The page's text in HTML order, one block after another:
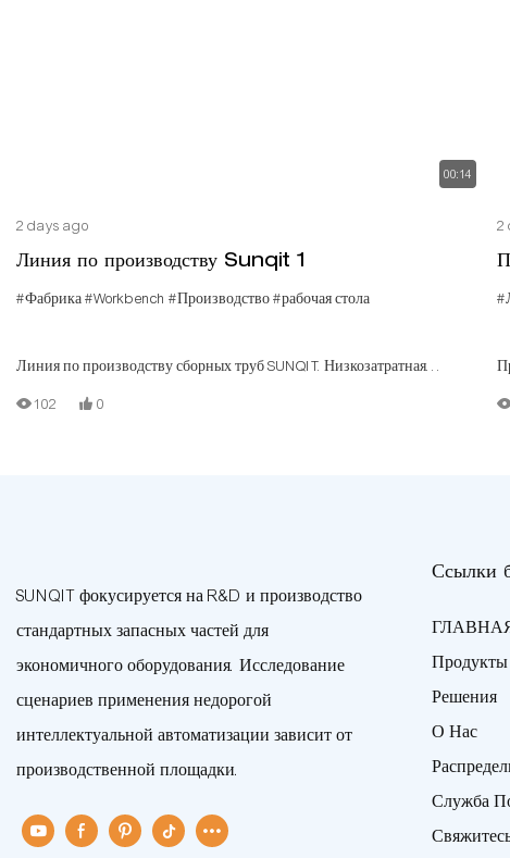
00:14
2 days ago
Линия по производству Sunqit 1
#Фабрика#Workbench #Производство#рабочая стола
Линия по производству сборных труб SUNQIT. Низкозатратная
производственная линия построена с использованием алюминиевой
102 0
2
SUNQIT фокусируется на R&D и производство
стандартных запасных частей для
экономичного оборудования. Исследование
сценариев применения недорогой
интеллектуальной автоматизации зависит от
производственной площадки.
Ссылки
Продукты
Решения
О Нас
Служба